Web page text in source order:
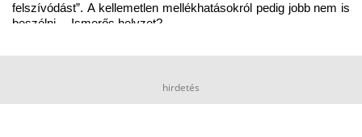
felszívódást”. A kellemetlen mellékhatásokról pedig jobb nem is
beszélni… Ismerős helyzet?
hirdetés